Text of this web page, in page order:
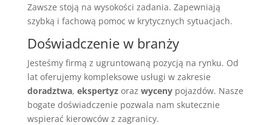
Zawsze stoją na wysokości zadania. Zapewniają
szybką i fachową pomoc w krytycznych sytuacjach.
Doświadczenie w branży
Jesteśmy firmą z ugruntowaną pozycją na rynku. Od
lat oferujemy kompleksowe usługi w zakresie
doradztwa, ekspertyzoraz wycenypojazdów. Nasze
bogate doświadczenie pozwala nam skutecznie
wspierać kierowców z zagranicy.